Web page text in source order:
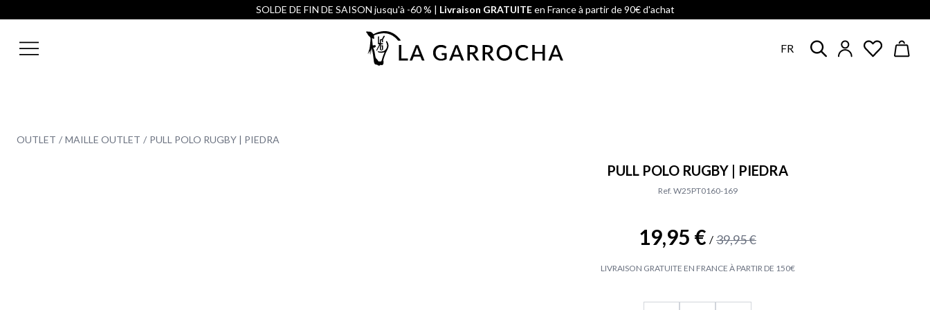
SOLDE DE FIN DE SAISON jusqu'à -60 % | Livraison GRATUITEen France à partir de 90€ d'achat
FR
OUTLET MAILLE OUTLET PULL POLO RUGBY | PIEDRA
PULL POLO RUGBY | PIEDRA
Ref. W25PT0160-169
19,95 € / 39,95 €
LIVRAISON GRATUITE EN FRANCE À PARTIR DE 150€